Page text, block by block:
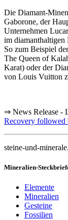
Die Diamant-
Gaborone, der
Unternehmen
im
So zum Beispiel
The Queen of
Karat) oder der
von Louis Vuitton
⇒ News Release -
Recovery followed
steine-und-
Mineralien-
Elemente
Mineralien
Gesteine
Fossilien